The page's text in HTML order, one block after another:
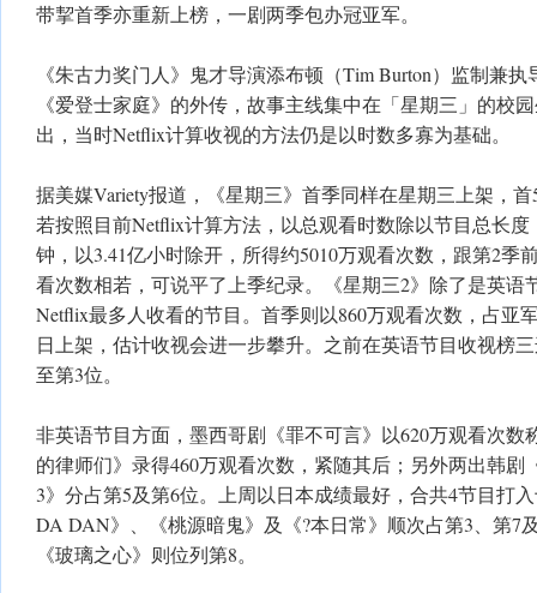
带挈首季亦重新上榜，一剧两季包办冠亚军。
《朱古力奖门人》鬼才导演添布顿（Tim Burton）监制兼
《爱登士家庭》的外传，故事主线集中在「星期三」的校
出，当时Netflix计算收视的方法仍是以时数多寡为基础。
据美媒Variety报道，《星期三》首季同样在星期三上架，
若按照目前Netflix计算方法，以总观看时数除以节目总长度
钟，以3.41亿小时除开，所得约5010万观看次数，跟第2季
看次数相若，可说平了上季纪录。《星期三2》除了是英语
Netflix最多人收看的节目。首季则以860万观看次数，占亚
日上架，估计收视会进一步攀升。之前在英语节目收视榜
至第3位。
非英语节目方面，墨西哥剧《罪不可言》以620万观看次数
的律师们》录得460万观看次数，紧随其后；另外两出韩剧
3》分占第5及第6位。上周以日本成绩最好，合共4节目打
DA DAN》、《桃源暗鬼》及《?本日常》顺次占第3、第7
《玻璃之心》则位列第8。